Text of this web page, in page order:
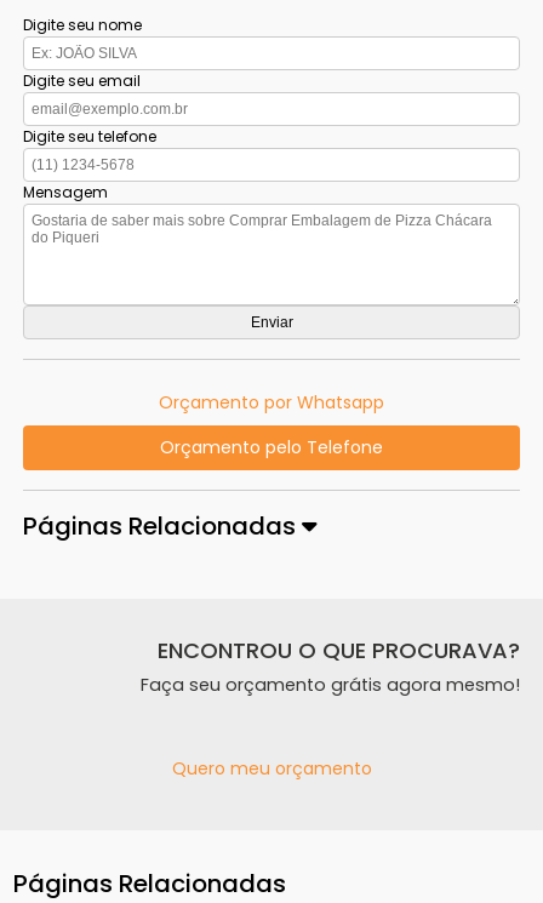
Digite seu nome
Digite seu email
Digite seu telefone
Mensagem
Orçamento por Whatsapp
Orçamento pelo Telefone
Páginas Relacionadas
ENCONTROU O QUE PROCURAVA?
Faça seu orçamento grátis agora mesmo!
Quero meu orçamento
Páginas Relacionadas